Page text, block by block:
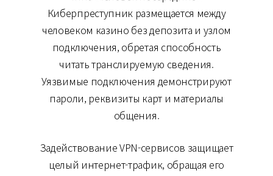
Киберпреступник размещается между
человеком казино без депозита и узлом
подключения, обретая способность
читать транслируемую сведения.
Уязвимые подключения демонстрируют
пароли, реквизиты карт и материалы
общения.
Задействование VPN-сервисов защищает
целый интернет-трафик, обращая его